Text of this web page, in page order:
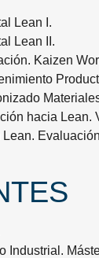
Lean I.
Lean II.
Kaizen
hacia Lean.
Industrial.